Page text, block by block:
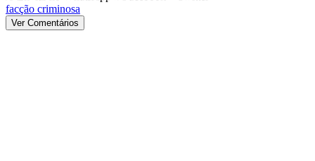
facção criminosa
Ver Comentários